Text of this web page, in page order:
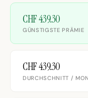
CHF 439.30
GÜNSTIGSTE PRÄMIE
CHF 439.30
DURCHSCHNITT /